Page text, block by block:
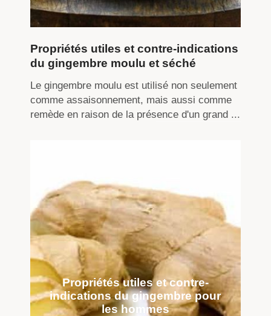
Propriétés utiles et contre-indications
du gingembre moulu et séché
Le gingembre moulu est utilisé non seulement
comme assaisonnement, mais aussi comme
remède en raison de la présence d'un grand ...
Propriétés utiles et contre-
indications du gingembre pour
les hommes